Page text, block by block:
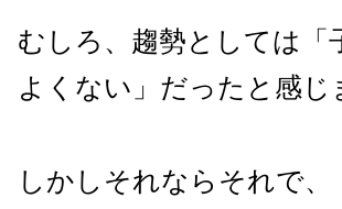
むしろ、趨勢としては
よくない」だったと感じ
しかしそれならそれで、